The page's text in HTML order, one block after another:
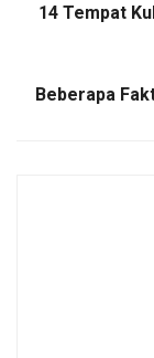
14 Tempat
Beberapa